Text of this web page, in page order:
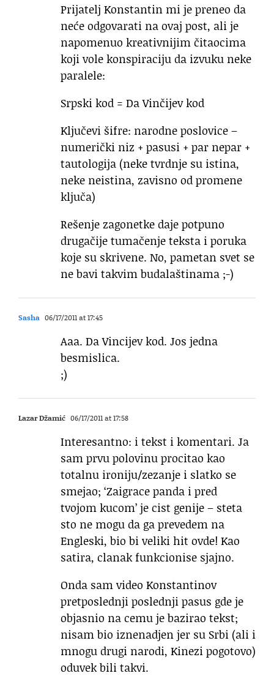
Prijatelj Konstantin mi je preneo da
neće odgovarati na ovaj post, ali je
napomenuo kreativnijim čitaocima
koji vole konspiraciju da izvuku neke
paralele:
Srpski kod = Da Vinčijev kod
Ključevi šifre: narodne poslovice –
numerički niz + pasusi + par nepar +
tautologija (neke tvrdnje su istina,
neke neistina, zavisno od promene
ključa)
Rešenje zagonetke daje potpuno
drugačije tumačenje teksta i poruka
koje su skrivene. No, pametan svet se
ne bavi takvim budalaštinama ;-)
Sasha 06/17/2011 at 17:45
Aaa. Da Vincijev kod. Jos jedna
besmislica.
;)
Lazar Džamić 06/17/2011 at 17:58
Interesantno: i tekst i komentari. Ja
sam prvu polovinu procitao kao
totalnu ironiju/zezanje i slatko se
smejao; ‘Zaigrace panda i pred
tvojom kucom’ je cist genije – steta
sto ne mogu da ga prevedem na
Engleski, bio bi veliki hit ovde! Kao
satira, clanak funkcionise sjajno.
Onda sam video Konstantinov
pretposlednji poslednji pasus gde je
objasnio na cemu je bazirao tekst;
nisam bio iznenadjen jer su Srbi (ali i
mnogu drugi narodi, Kinezi pogotovo)
oduvek bili takvi.